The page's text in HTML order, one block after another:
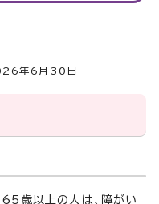
年6月30日
歳以上の人は、障がい